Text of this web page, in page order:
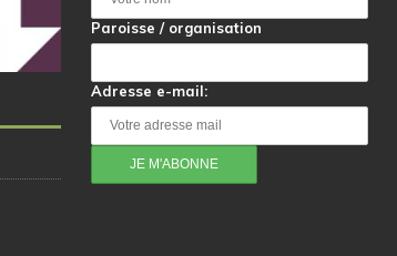
Paroisse / organisation
Adresse e-mail: